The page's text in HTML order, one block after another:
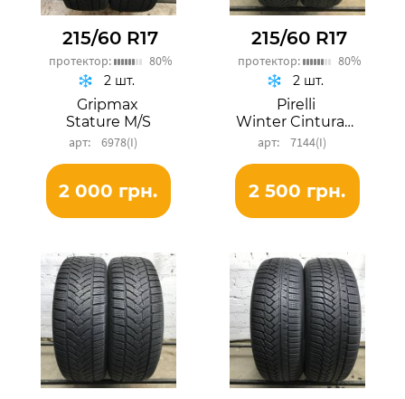
215/60 R17
протектор: 80%
Gripmax
Stature M/S
6978(І)
2 шт.
2 000 грн.
215/60 R17
протектор: 80%
Pirelli
Winter Cinturato
7144(I)
2 шт.
2 500 грн.